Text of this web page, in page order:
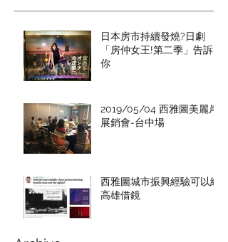
日本房市持續發燒?日劇
「房仲女王!第二季」告訴
你
2019/05/04 西雅圖美麗岸
展銷會-台中場
西雅圖城市振興經驗可以給
高雄借鏡